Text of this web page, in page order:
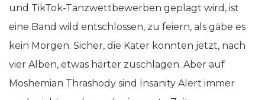
und TikTok-Tanzwettbewerben geplagt wird, ist
eine Band wild entschlossen, zu feiern, als gäbe es
kein Morgen. Sicher, die Kater könnten jetzt, nach
vier Alben, etwas härter zuschlagen. Aber auf
Moshemian Thrashody sind Insanity Alert immer